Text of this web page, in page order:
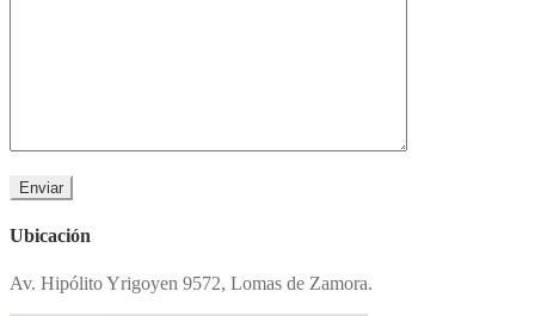
Ubicación
Av. Hipólito Yrigoyen 9572, Lomas de Zamora.